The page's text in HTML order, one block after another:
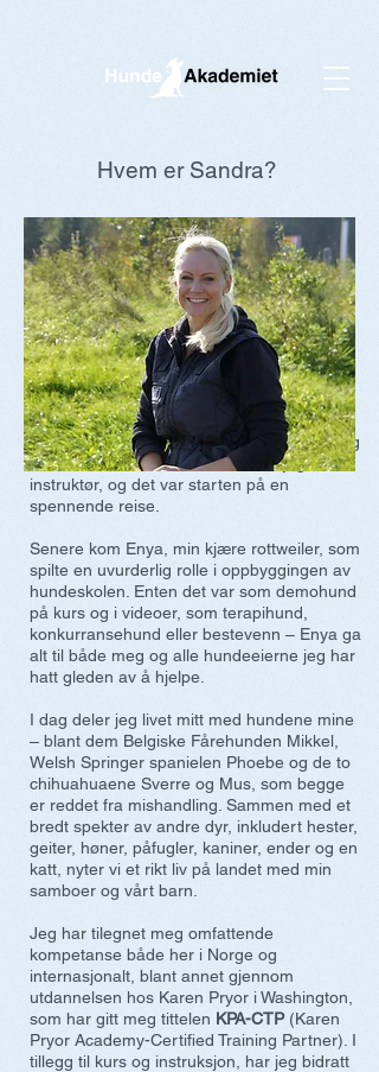
Hvem er Sandra?
Jeg er en aktiv dyrevenn med over 25 års
erfaring med kurs for hundeeiere, og jeg
bor på en idyllisk gård på Østlandet. Min
lidenskap for hunder vokste for fullt da jeg
tok imot Chabli – en livlig dobermann på 8
måneder. Selv om andre så utfordringene
med en hund i puberteten, så jeg
potensialet og gleden som lå i hver
treningsøkt. Gjennom utallige kurs, bøker og
samtaler med erfarne trenere ble jeg selv
instruktør, og det var starten på en
spennende reise.
Senere kom Enya, min kjære rottweiler, som
spilte en uvurderlig rolle i oppbyggingen av
hundeskolen. Enten det var som demohund
på kurs og i videoer, som terapihund,
konkurransehund eller bestevenn – Enya ga
alt til både meg og alle hundeeierne jeg har
hatt gleden av å hjelpe.
I dag deler jeg livet mitt med hundene mine
– blant dem Belgiske Fårehunden Mikkel,
Welsh Springer spanielen Phoebe og de to
chihuahuaene Sverre og Mus, som begge
er reddet fra mishandling. Sammen med et
bredt spekter av andre dyr, inkludert hester,
geiter, høner, påfugler, kaniner, ender og en
katt, nyter vi et rikt liv på landet med min
samboer og vårt barn.
Jeg har tilegnet meg omfattende
kompetanse både her i Norge og
internasjonalt, blant annet gjennom
utdannelsen hos Karen Pryor i Washington,
som har gitt meg tittelen KPA-CTP(Karen
Pryor Academy-Certified Training Partner). I
tillegg til kurs og instruksjon, har jeg bidratt